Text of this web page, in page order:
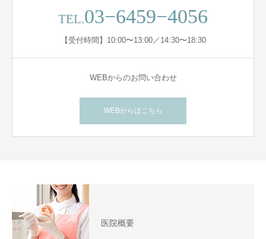
TEL.03−6459−4056
【受付時間】10:00〜13:00／14:30〜18:30
WEBからのお問い合わせ
WEBからはこちら
医院概要